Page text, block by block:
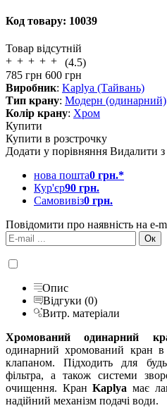
Код товару: 10039
Товар відсутній
(4.5)
785 грн 600 грн
Виробник: Kaplya (Тайвань)
Тип крану: Модерн (одинарний)
Колір крану: Хром
Купити
Купити в розстрочку
Додати у порівняння Видалити з
нова пошта0 грн.*
Кур'єр90 грн.
Самовивіз0 грн.
Повідомити про наявність на e-
Опис
Відгуки (0)
Витр. матеріали
Хромований одинарний
одинарний хромований кран в
клапаном. Підходить для
фільтра, а також системи
очищення. КранKaplya має
надійний механізм подачі води.